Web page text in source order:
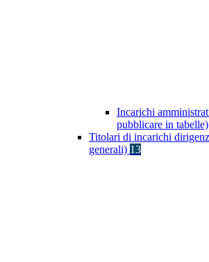
Incarichi
pubblicare in tabelle)
Titolari di incarichi
generali) 13